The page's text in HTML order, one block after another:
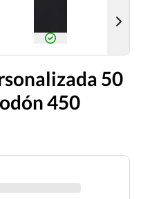
50
450